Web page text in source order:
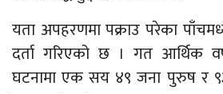
यता अपहरणमा पक्राउ परेका
दर्ता गरिएको छ । गत आर्थिक
घटनामा एक सय ४९ जना पुरुष र